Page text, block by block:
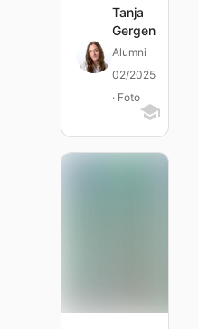
Tanja
Gergen
Alumni
02/2025
· Foto